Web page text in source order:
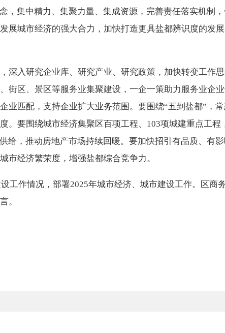
，集中精力、集聚力量、集成资源，完善责任落实机制
展城市经济的强大合力，加快打造更具盐都辨识度的发
深入研究企业库、研究产业、研究政策，加快转变工作
街区、景区等服务业集聚建设，一企一策助力服务业企
业匹配，支持企业扩大业务范围。要围绕“五到盐都”，
。要围绕城市经济集聚区百项工程、103项城建重点工程
给，推动房地产市场持续回暖。要加快招引有品质、有
市经济繁荣度，增强盐都综合竞争力。
工作情况，部署2025年城市经济、城市建设工作。区商
。